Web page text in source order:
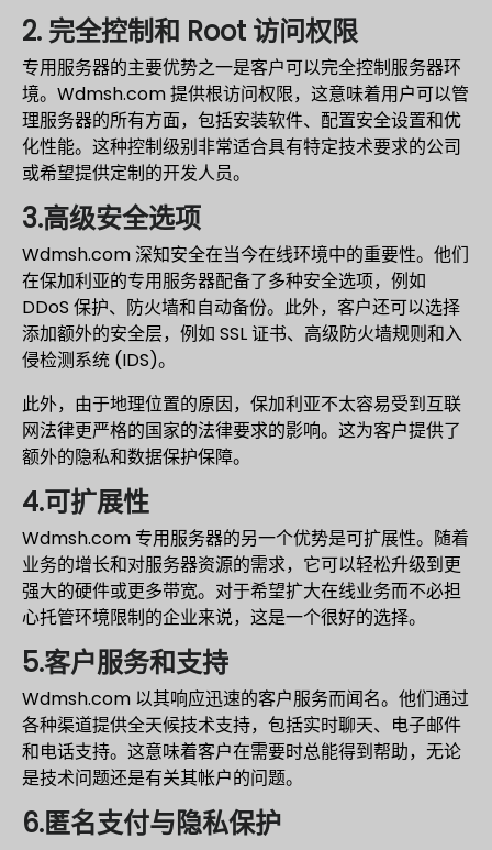
2. 完全控制和 Root 访问权限
专用服务器的主要优势之一是客户可以完全控制服务器环
境。Wdmsh.com 提供根访问权限，这意味着用户可以管
理服务器的所有方面，包括安装软件、配置安全设置和优
化性能。这种控制级别非常适合具有特定技术要求的公司
或希望提供定制的开发人员。
3.高级安全选项
Wdmsh.com 深知安全在当今在线环境中的重要性。他们
在保加利亚的专用服务器配备了多种安全选项，例如
DDoS 保护、防火墙和自动备份。此外，客户还可以选择
添加额外的安全层，例如 SSL 证书、高级防火墙规则和入
侵检测系统 (IDS)。
此外，由于地理位置的原因，保加利亚不太容易受到互联
网法律更严格的国家的法律要求的影响。这为客户提供了
额外的隐私和数据保护保障。
4.可扩展性
Wdmsh.com 专用服务器的另一个优势是可扩展性。随着
业务的增长和对服务器资源的需求，它可以轻松升级到更
强大的硬件或更多带宽。对于希望扩大在线业务而不必担
心托管环境限制的企业来说，这是一个很好的选择。
5.客户服务和支持
Wdmsh.com 以其响应迅速的客户服务而闻名。他们通过
各种渠道提供全天候技术支持，包括实时聊天、电子邮件
和电话支持。这意味着客户在需要时总能得到帮助，无论
是技术问题还是有关其帐户的问题。
6.匿名支付与隐私保护